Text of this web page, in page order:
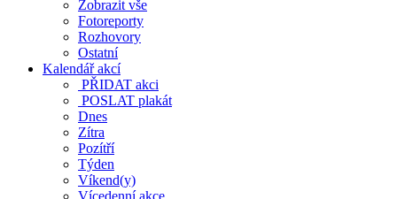
Zobrazit vše
Fotoreporty
Rozhovory
Ostatní
Kalendář akcí
PŘIDAT akci
POSLAT plakát
Dnes
Zítra
Pozítří
Týden
Víkend(y)
Vícedenní akce